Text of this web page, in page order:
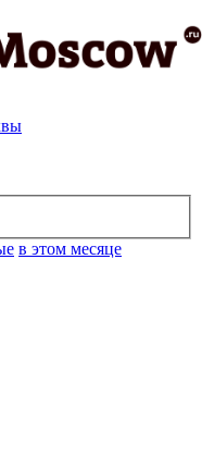
в этом месяце